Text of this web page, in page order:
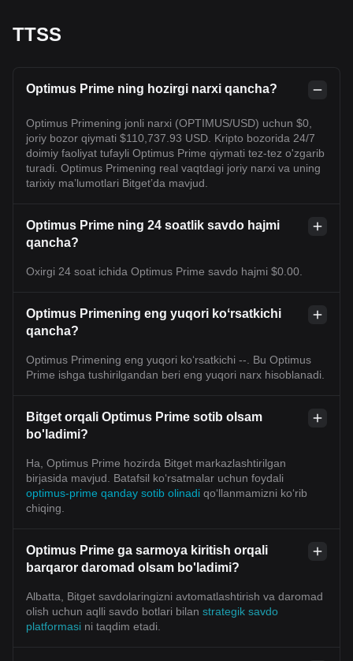
TTSS
Optimus Prime ning hozirgi narxi qancha?
Optimus Primening jonli narxi (OPTIMUS/USD) uchun $0,
joriy bozor qiymati $110,737.93 USD. Kripto bozorida 24/7
doimiy faoliyat tufayli Optimus Prime qiymati tez-tez o'zgarib
turadi. Optimus Primening real vaqtdagi joriy narxi va uning
tarixiy maʼlumotlari Bitget’da mavjud.
Optimus Prime ning 24 soatlik savdo hajmi
qancha?
Oxirgi 24 soat ichida Optimus Prime savdo hajmi $0.00.
Optimus Primening eng yuqori koʻrsatkichi
qancha?
Optimus Primening eng yuqori ko‘rsatkichi --. Bu Optimus
Prime ishga tushirilgandan beri eng yuqori narx hisoblanadi.
Bitget orqali Optimus Prime sotib olsam
bo'ladimi?
Ha, Optimus Prime hozirda Bitget markazlashtirilgan
birjasida mavjud. Batafsil koʻrsatmalar uchun foydali
optimus-prime qanday sotib olinadi qoʻllanmamizni koʻrib
chiqing.
Optimus Prime ga sarmoya kiritish orqali
barqaror daromad olsam bo'ladimi?
Albatta, Bitget savdolaringizni avtomatlashtirish va daromad
olish uchun aqlli savdo botlari bilan strategik savdo
platformasi ni taqdim etadi.